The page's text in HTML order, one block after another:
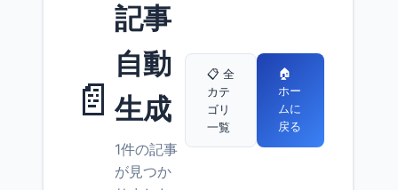
📄
記事
自動
生成
1件の記事
が見つか
📋 全
カテ
ゴリ
一覧
🏠
ホー
ムに
戻る